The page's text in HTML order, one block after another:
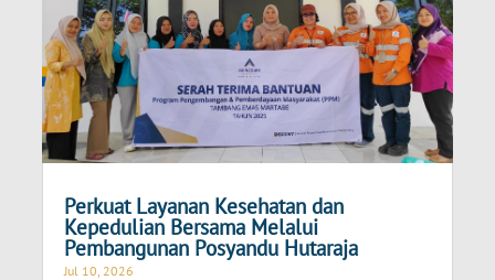
Perkuat Layanan Kesehatan dan
Kepedulian Bersama Melalui
Pembangunan Posyandu Hutaraja
Jul 10, 2026